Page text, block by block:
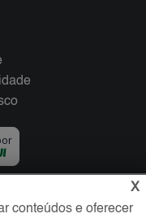
X
conteúdos e oferecer